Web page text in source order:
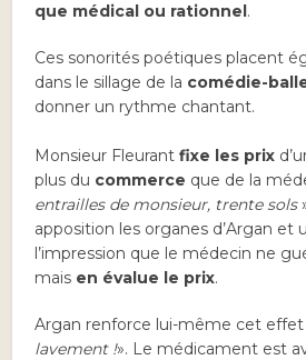
que médical ou rationnel.
Ces sonorités poétiques placent
dans le sillage de la comédie-
donner un rythme chantant.
Monsieur Fleurant fixe les prix
plus du commerce que de la
entrailles de monsieur, trente sols
apposition les organes d’Argan et
l’impression que le médecin ne
mais en évalue le prix.
Argan renforce lui-même cet effet
lavement !». Le médicament est